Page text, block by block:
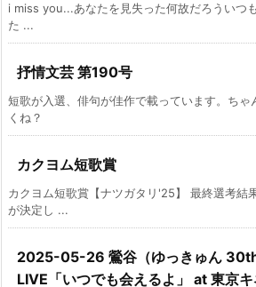
i miss you...あなたを見失った何故だろういつ
た ...
抒情文芸 第190号
短歌が入選、俳句が佳作で載っています。ちゃ
くね？
カクヨム短歌賞
カクヨム短歌賞【ナツガタリ'25】 最終選考結
が決定し ...
2025-05-26 鶯谷（ゆっきゅん
LIVE「いつでも会えるよ」 at 東京キ